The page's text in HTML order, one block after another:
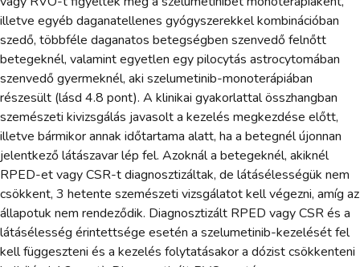
illetve egyéb daganatellenes gyógyszerekkel kombinációban
szedő, többféle daganatos betegségben szenvedő felnőtt
betegeknél, valamint egyetlen egy pilocytás astrocytomában
szenvedő gyermeknél, aki szelumetinib-monoterápiában
részesült (lásd 4.8 pont). A klinikai gyakorlattal összhangban
szemészeti kivizsgálás javasolt a kezelés megkezdése előtt,
illetve bármikor annak időtartama alatt, ha a betegnél újonnan
jelentkező látászavar lép fel. Azoknál a betegeknél, akiknél
RPED-et vagy CSR-t diagnosztizáltak, de látásélességük nem
csökkent, 3 hetente szemészeti vizsgálatot kell végezni, amíg az
állapotuk nem rendeződik. Diagnosztizált RPED vagy CSR és a
látásélesség érintettsége esetén a szelumetinib-kezelését fel
kell függeszteni és a kezelés folytatásakor a dózist csökkenteni